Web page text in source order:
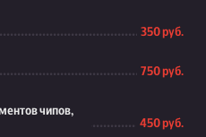
350 руб.
750 руб.
чипов,
450 руб.